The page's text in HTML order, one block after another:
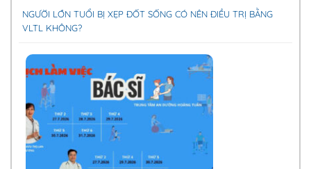
NGƯỜI LỚN TUỔI BỊ XẸP ĐỐT SỐNG CÓ NÊN ĐIỀU TRỊ BẰNG
VLTL KHÔNG?